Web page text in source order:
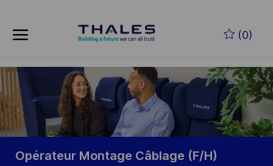
(0)
-
Opérateur Montage Câblage (F/H)